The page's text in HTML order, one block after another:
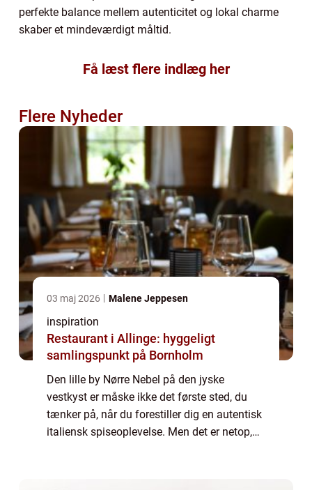
perfekte balance mellem autenticitet og lokal charme
skaber et mindeværdigt måltid.
Få læst flere indlæg her
Flere Nyheder
03 maj 2026 Malene Jeppesen
inspiration
Restaurant i Allinge: hyggeligt
samlingspunkt på Bornholm
Den lille by Nørre Nebel på den jyske
vestkyst er måske ikke det første sted, du
tænker på, når du forestiller dig en autentisk
italiensk spiseoplevelse. Men det er netop,